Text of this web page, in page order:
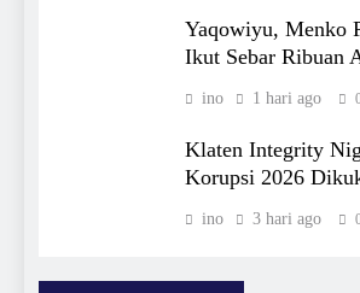
Yaqowiyu, Menko
Ikut Sebar Ribuan
ino 1 hari ago
Klaten Integrity
Korupsi 2026
ino 3 hari ago